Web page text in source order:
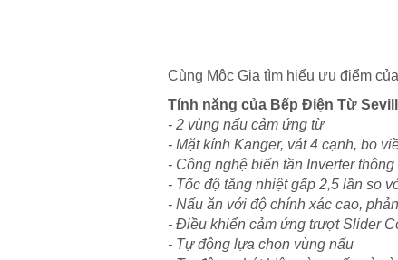
Cùng Mộc Gia tìm hiểu ưu điểm của
Tính năng của Bếp Điện Từ
- 2 vùng nấu cảm ứng từ
- Mặt kính Kanger, vát 4 cạnh, bo
- Công nghệ biến tần Inverter
- Tốc độ tăng nhiệt gấp 2,5 lần so
- Nấu ăn với độ chính xác cao,
- Điều khiển cảm ứng trượt Slider
- Tự động lựa chọn vùng nấu